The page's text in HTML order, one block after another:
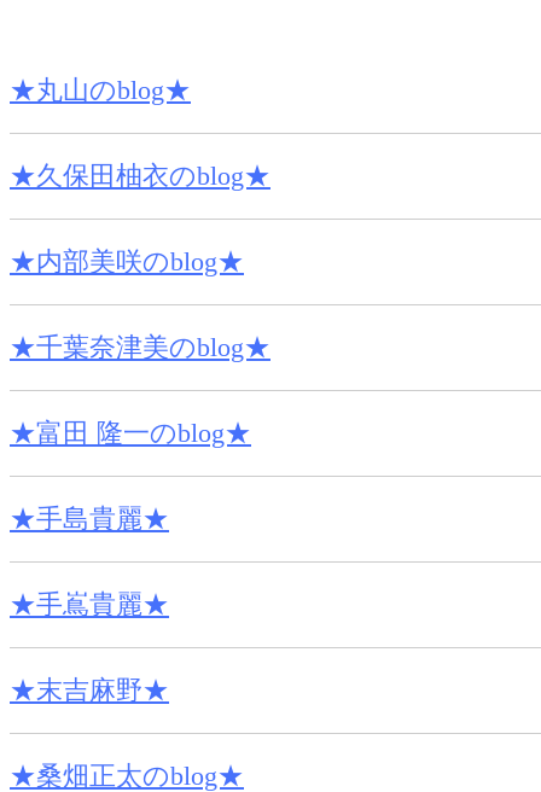
★丸山のblog★
★久保田柚衣のblog★
★内部美咲のblog★
★千葉奈津美のblog★
★富田 隆一のblog★
★手島貴麗★
★手嶌貴麗★
★末吉麻野★
★桑畑正太のblog★